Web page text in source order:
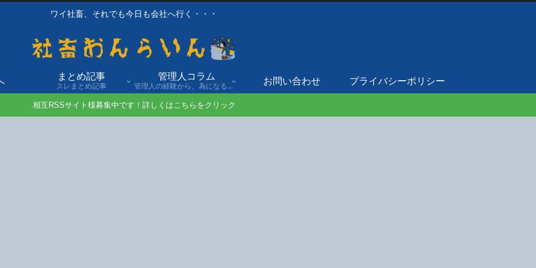
ワイ社畜、それでも今日も会社へ行く・・・
まとめ記事
スレまとめ記事
管理人コラム
管理人の経験から、為になる話や自身の経験談を発信。
お問い合わせ プライバシーポリシー
相互RSSサイト様募集中です！詳しくはこちらをクリック